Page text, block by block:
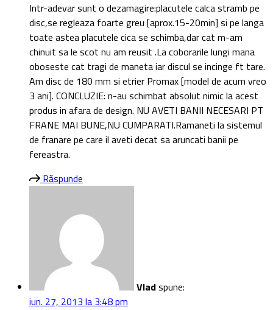
Intr-adevar sunt o dezamagire:placutele calca stramb pe
disc,se regleaza foarte greu [aprox.15-20min] si pe langa
toate astea placutele cica se schimba,dar cat m-am
chinuit sa le scot nu am reusit .La coborarile lungi mana
oboseste cat tragi de maneta iar discul se incinge ft tare.
Am disc de 180 mm si etrier Promax [model de acum vreo
3 ani]. CONCLUZIE: n-au schimbat absolut nimic la acest
produs in afara de design. NU AVETI BANII NECESARI PT
FRANE MAI BUNE,NU CUMPARATI.Ramaneti la sistemul
de franare pe care il aveti decat sa aruncati banii pe
fereastra.
Răspunde
Vladspune:
iun. 27, 2013 la 3:48 pm